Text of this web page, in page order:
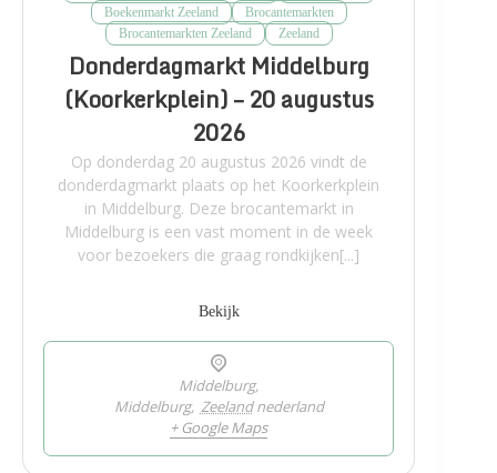
Boekenmarkt Zeeland
Brocantemarkten
Brocantemarkten Zeeland
Zeeland
Donderdagmarkt Middelburg
(Koorkerkplein) – 20 augustus
2026
Op donderdag 20 augustus 2026 vindt de
donderdagmarkt plaats op het Koorkerkplein
in Middelburg. Deze brocantemarkt in
Middelburg is een vast moment in de week
voor bezoekers die graag rondkijken[...]
Bekijk
Middelburg,
Middelburg, Zeeland nederland
+ Google Maps